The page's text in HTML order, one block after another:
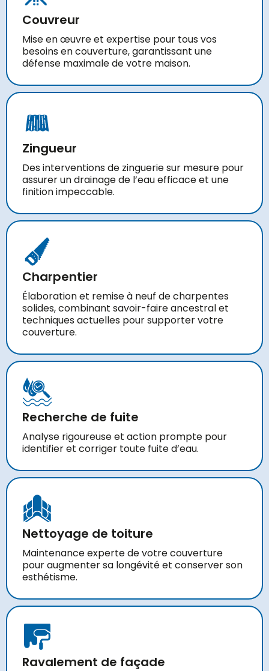
Couvreur
Mise en œuvre et expertise pour tous vos
besoins en couverture, garantissant une
défense maximale de votre maison.
Zingueur
Des interventions de zinguerie sur mesure pour
assurer un drainage de l’eau efficace et une
finition impeccable.
Charpentier
Élaboration et remise à neuf de charpentes
solides, combinant savoir-faire ancestral et
techniques actuelles pour supporter votre
couverture.
Recherche de fuite
Analyse rigoureuse et action prompte pour
identifier et corriger toute fuite d’eau.
Nettoyage de toiture
Maintenance experte de votre couverture
pour augmenter sa longévité et conserver son
esthétisme.
Ravalement de façade